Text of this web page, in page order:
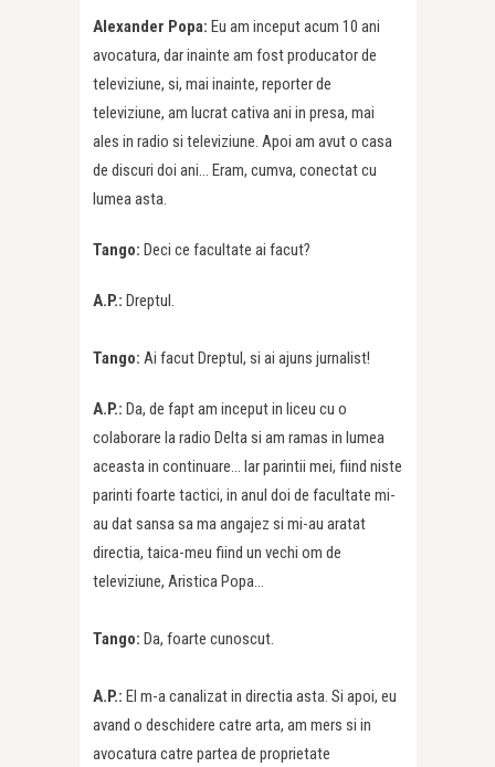
Alexander Popa: Eu am inceput acum 10 ani
avocatura, dar inainte am fost producator de
televiziune, si, mai inainte, reporter de
televiziune, am lucrat cativa ani in presa, mai
ales in radio si televiziune. Apoi am avut o casa
de discuri doi ani… Eram, cumva, conectat cu
lumea asta.
Tango: Deci ce facultate ai facut?
A.P.: Dreptul.
Tango: Ai facut Dreptul, si ai ajuns jurnalist!
A.P.: Da, de fapt am inceput in liceu cu o
colaborare la radio Delta si am ramas in lumea
aceasta in continuare… Iar parintii mei, fiind niste
parinti foarte tactici, in anul doi de facultate mi-
au dat sansa sa ma angajez si mi-au aratat
directia, taica-meu fiind un vechi om de
televiziune, Aristica Popa…
Tango: Da, foarte cunoscut.
A.P.: El m-a canalizat in directia asta. Si apoi, eu
avand o deschidere catre arta, am mers si in
avocatura catre partea de proprietate